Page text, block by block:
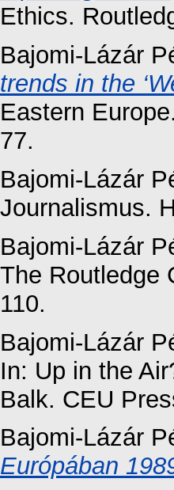
Ethics.
Bajomi-Lázár
trends in the
Eastern
77.
Bajomi-Lázár
Journalismus.
Bajomi-Lázár
The Routledge
110.
Bajomi-Lázár
In: Up in the
Balk. CEU
Bajomi-Lázár
Európában